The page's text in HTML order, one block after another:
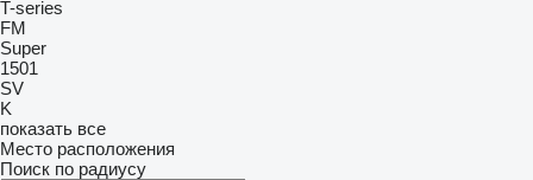
T-series
FM
Super
1501
SV
K
показать все
Место расположения
Поиск по радиусу